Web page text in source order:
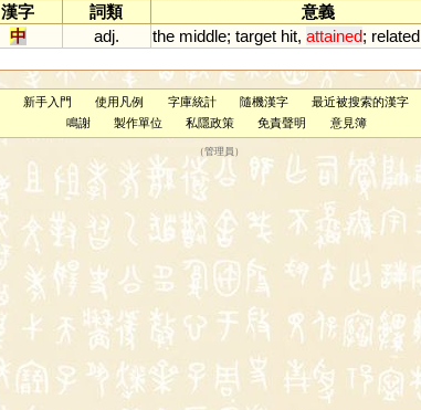
漢字
詞類
意義
中
adj. the middle; target hit, attained; related
新手入門 使用凡例 字庫統計 隨機漢字
最近被搜索的漢字
鳴謝
製作單位 私隱政策 免責聲明 意見簿
（管理員 ）